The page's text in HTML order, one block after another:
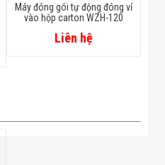
Máy đóng gói tự động đóng vỉ
vào hộp carton WZH-120
Liên hệ